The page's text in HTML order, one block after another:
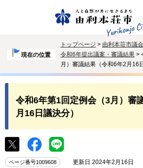
現在の位置
トップページ > 由利本荘市議会
令和6年提出議案・審議結果 >
月）審議結果（令和6年2月16
令和6年第1回定例会（3月）審
月16日議決分）
ページ番号1009608 更新日 2024年2月16日